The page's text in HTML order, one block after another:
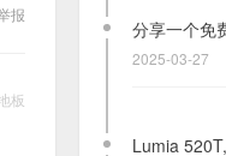
Lumia
的 SBL3 分
报
板